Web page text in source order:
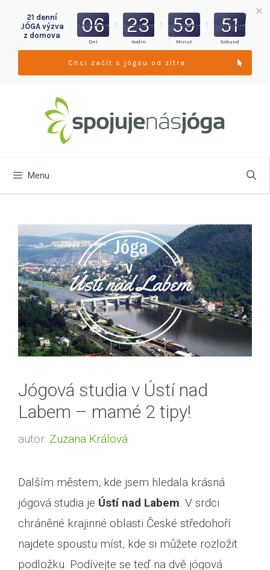
Menu
Jógová studia v Ústí nad
Labem – mamé 2 tipy!
autor: Zuzana Králová
Dalším městem, kde jsem hledala krásná
jógová studia je Ústí nad Labem. V srdci
chráněné krajinné oblasti České středohoří
najdete spoustu míst, kde si můžete rozložit
podložku. Podívejte se teď na dvě jógová
21 denní
JÓGA výzva
z domova
06
Dní
: 23
Hodin
: 59
Minut
: 49
Sekund
Chci začít s jógou od zítra